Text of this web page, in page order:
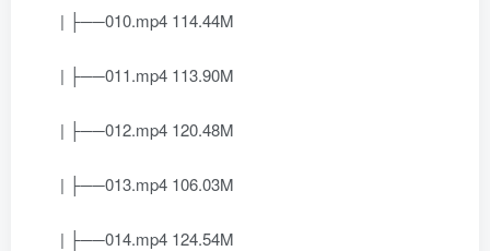
| ├──010.mp4 114.44M
| ├──011.mp4 113.90M
| ├──012.mp4 120.48M
| ├──013.mp4 106.03M
| ├──014.mp4 124.54M